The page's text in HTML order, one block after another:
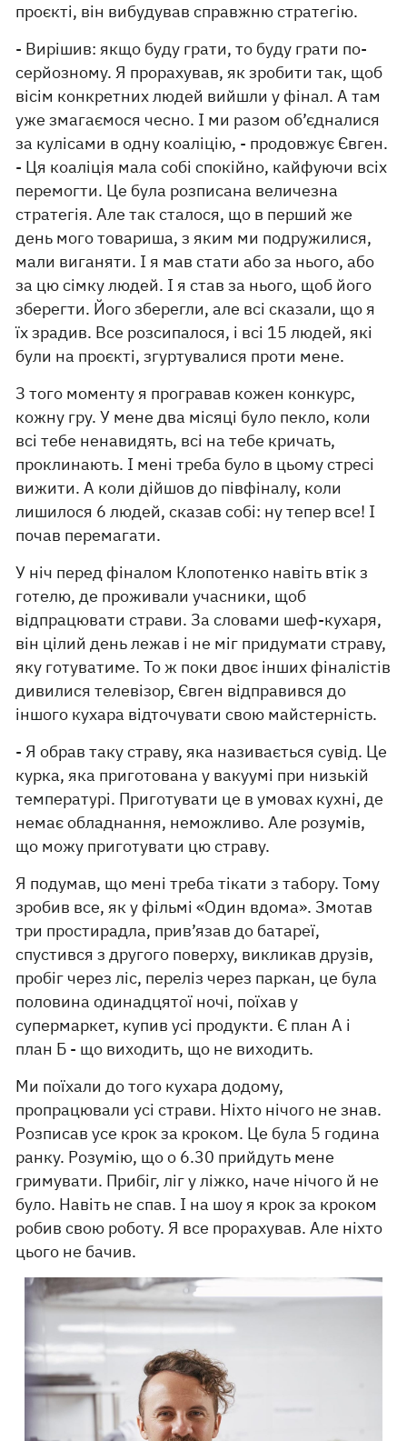
проєкті, він вибудував справжню стратегію.
- Вирішив: якщо буду грати, то буду грати по-
серйозному. Я прорахував, як зробити так, щоб
вісім конкретних людей вийшли у фінал. А там
уже змагаємося чесно. І ми разом об’єдналися
за кулісами в одну коаліцію, - продовжує Євген.
- Ця коаліція мала собі спокійно, кайфуючи всіх
перемогти. Це була розписана величезна
стратегія. Але так сталося, що в перший же
день мого товариша, з яким ми подружилися,
мали виганяти. І я мав стати або за нього, або
за цю сімку людей. І я став за нього, щоб його
зберегти. Його зберегли, але всі сказали, що я
їх зрадив. Все розсипалося, і всі 15 людей, які
були на проєкті, згуртувалися проти мене.
З того моменту я програвав кожен конкурс,
кожну гру. У мене два місяці було пекло, коли
всі тебе ненавидять, всі на тебе кричать,
проклинають. І мені треба було в цьому стресі
вижити. А коли дійшов до півфіналу, коли
лишилося 6 людей, сказав собі: ну тепер все! І
почав перемагати.
У ніч перед фіналом Клопотенко навіть втік з
готелю, де проживали учасники, щоб
відпрацювати страви. За словами шеф-кухаря,
він цілий день лежав і не міг придумати страву,
яку готуватиме. То ж поки двоє інших фіналістів
дивилися телевізор, Євген відправився до
іншого кухара відточувати свою майстерність.
- Я обрав таку страву, яка називається сувід. Це
курка, яка приготована у вакуумі при низькій
температурі. Приготувати це в умовах кухні, де
немає обладнання, неможливо. Але розумів,
що можу приготувати цю страву.
Я подумав, що мені треба тікати з табору. Тому
зробив все, як у фільмі «Один вдома». Змотав
три простирадла, прив’язав до батареї,
спустився з другого поверху, викликав друзів,
пробіг через ліс, переліз через паркан, це була
половина одинадцятої ночі, поїхав у
супермаркет, купив усі продукти. Є план А і
план Б - що виходить, що не виходить.
Ми поїхали до того кухара додому,
пропрацювали усі страви. Ніхто нічого не знав.
Розписав усе крок за кроком. Це була 5 година
ранку. Розумію, що о 6.30 прийдуть мене
гримувати. Прибіг, ліг у ліжко, наче нічого й не
було. Навіть не спав. І на шоу я крок за кроком
робив свою роботу. Я все прорахував. Але ніхто
цього не бачив.